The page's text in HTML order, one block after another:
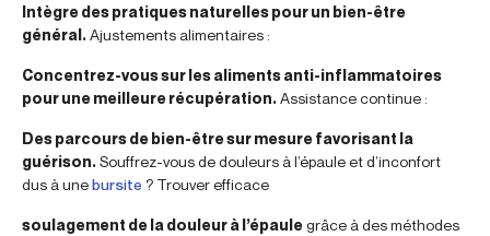
Intègre des pratiques naturelles pour un bien-être
général.Ajustements alimentaires :
Concentrez-vous sur les aliments anti-inflammatoires
pour une meilleure récupération.Assistance continue :
Des parcours de bien-être sur mesure favorisant la
guérison.Souffrez-vous de douleurs à l’épaule et d’inconfort
dus à unebursite ? Trouver efficace
soulagement de la douleur à l’épaule grâce à des méthodes